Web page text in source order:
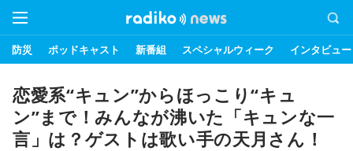
防災 ポッドキャスト 新番組 スペシャルウィーク インタビュー
恋愛系“キュン”からほっこり“キュ
ン”まで！みんなが沸いた「キュンな一
言」は？ゲストは歌い手の天月さん！